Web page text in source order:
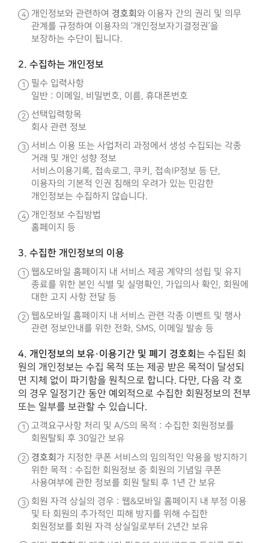
개인정보와 관련하여 경호회 와 이용자 간의 권리 및 의무
관계를 규정하여 이용자의 ‘개인정보자기결정권’을
보장하는 수단이 됩니다.
2. 수집하는 개인정보
필수 입력사항
일반 : 이메일, 비밀번호, 이름, 휴대폰번호
선택입력항목
회사 관련 정보
서비스 이용 또는 사업처리 과정에서 생성 수집되는 각종
거래 및 개인 성향 정보
서비스이용기록, 접속로그, 쿠키, 접속IP정보 등 단,
이용자의 기본적 인권 침해의 우려가 있는 민감한
개인정보는 수집하지 않습니다.
개인정보 수집방법
홈페이지 등
3. 수집한 개인정보의 이용
웹&모바일 홈페이지 내 서비스 제공 계약의 성립 및 유지
종료를 위한 본인 식별 및 실명확인, 가입의사 확인, 회원에
대한 고지 사항 전달 등
웹&모바일 홈페이지 내 서비스 관련 각종 이벤트 및 행사
관련 정보안내를 위한 전화, SMS, 이메일 발송 등
4. 개인정보의 보유·이용기간 및 폐기 경호회 는 수집된 회
원의 개인정보는 수집 목적 또는 제공 받은 목적이 달성되
면 지체 없이 파기함을 원칙으로 합니다. 다만, 다음 각 호
의 경우 일정기간 동안 예외적으로 수집한 회원정보의 전부
또는 일부를 보관할 수 있습니다.
고객요구사항 처리 및 A/S의 목적 : 수집한 회원정보를
회원탈퇴 후 30일간 보유
경호회 가 지정한 쿠폰 서비스의 임의적인 악용을 방지하기
위한 목적 : 수집한 회원정보 중 회원의 기념일 쿠폰
사용여부에 관한 정보를 회원 탈퇴 후 1년 간 보유
회원 자격 상실의 경우 : 웹&모바일 홈페이지 내 부정 이용
및 타 회원의 추가적인 피해 방지를 위해 수집한
회원정보를 회원 자격 상실일로부터 2년간 보유